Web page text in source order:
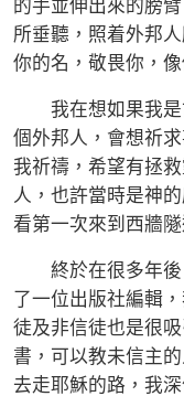
的手並伸出來的膀
所垂聽，照着外邦
你的名，敬畏你，
我在想如果我是
個外邦人，會想祈
我祈禱，希望有拯
人，也許當時是神
看第一次來到西牆
終於在很多年後
了一位出版社編輯
徒及非信徒也是很
書，可以教未信主
去走耶穌的路，我